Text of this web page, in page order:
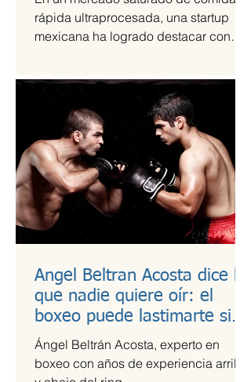
rápida ultraprocesada, una startup
mexicana ha logrado destacar con
marca de burritos norteños creada por
la emprendedora Camila García-
Castells, que combina tradición
culinaria con innovación y conciencia
nutricional.
Angel Beltran Acosta dice lo
que nadie quiere oír: el
boxeo puede lastimarte si
no te cuidas
Ángel Beltrán Acosta, experto en
boxeo con años de experiencia arriba